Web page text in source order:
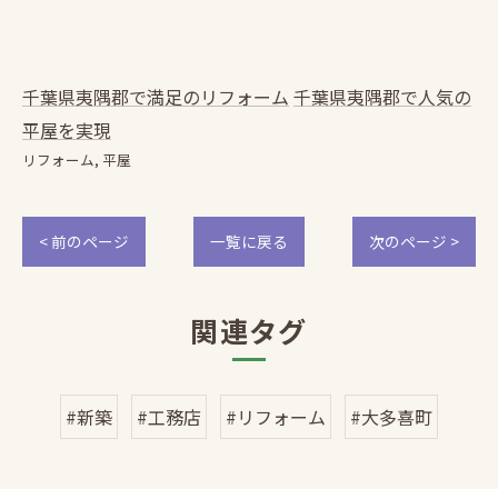
千葉県夷隅郡で満足のリフォーム 千葉県夷隅郡で人気の
平屋を実現
リフォーム 平屋
< 前のページ 一覧に戻る 次のページ >
関連タグ
#新築 #工務店 #リフォーム #大多喜町